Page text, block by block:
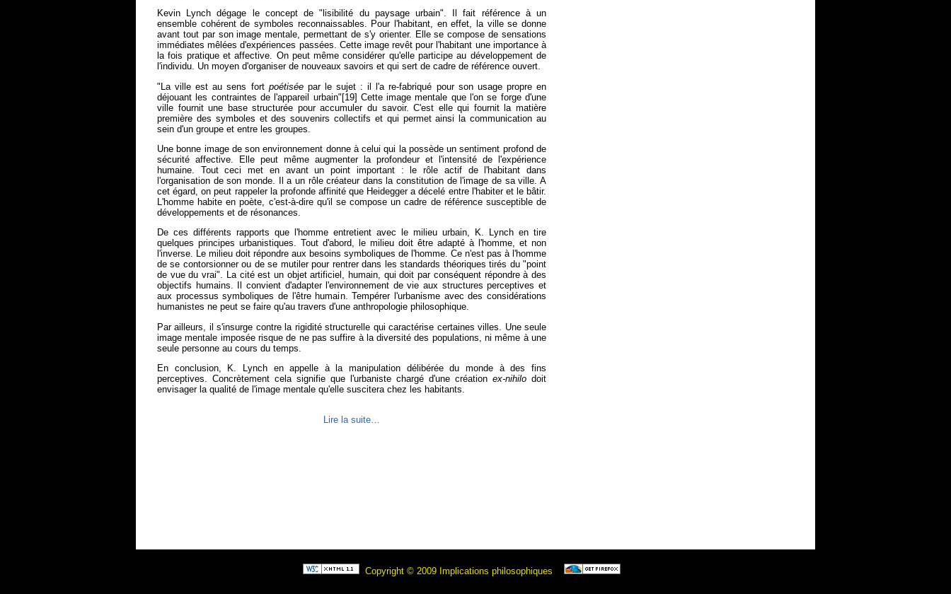
Copyright © 2009 Implications philosophiques
Kevin Lynch dégage le concept de "lisibilité du paysage urbain". Il fait référence à un
ensemble cohérent de symboles reconnaissables. Pour l'habitant, en effet, la ville se donne
avant tout par son image mentale, permettant de s'y orienter. Elle se compose de sensations
immédiates mêlées d'expériences passées. Cette image revêt pour l'habitant une importance à
la fois pratique et affective. On peut même considérer qu'elle participe au développement de
l'individu. Un moyen d'organiser de nouveaux savoirs et qui sert de cadre de référence ouvert.
"La ville est au sens fort poétiséepar le sujet : il l'a re-fabriqué pour son usage propre en
déjouant les contraintes de l'appareil urbain"[19] Cette image mentale que l'on se forge d'une
ville fournit une base structurée pour accumuler du savoir. C'est elle qui fournit la matière
première des symboles et des souvenirs collectifs et qui permet ainsi la communication au
sein d'un groupe et entre les groupes.
Une bonne image de son environnement donne à celui qui la possède un sentiment profond de
sécurité affective. Elle peut même augmenter la profondeur et l'intensité de l'expérience
humaine. Tout ceci met en avant un point important : le rôle actif de l'habitant dans
l'organisation de son monde. Il a un rôle créateur dans la constitution de l'image de sa ville. A
cet égard, on peut rappeler la profonde affinité que Heidegger a décelé entre l'habiter et le bâtir.
L'homme habite en poète, c'est-à-dire qu'il se compose un cadre de référence susceptible de
développements et de résonances.
De ces différents rapports que l'homme entretient avec le milieu urbain, K. Lynch en tire
quelques principes urbanistiques. Tout d'abord, le milieu doit être adapté à l'homme, et non
l'inverse. Le milieu doit répondre aux besoins symboliques de l'homme. Ce n'est pas à l'homme
de se contorsionner ou de se mutiler pour rentrer dans les standards théoriques tirés du "point
de vue du vrai". La cité est un objet artificiel, humain, qui doit par conséquent répondre à des
objectifs humains. Il convient d'adapter l'environnement de vie aux structures perceptives et
aux processus symboliques de l'être humain. Tempérer l'urbanisme avec des considérations
humanistes ne peut se faire qu'au travers d'une anthropologie philosophique.
Par ailleurs, il s'insurge contre la rigidité structurelle qui caractérise certaines villes. Une seule
image mentale imposée risque de ne pas suffire à la diversité des populations, ni même à une
seule personne au cours du temps.
En conclusion, K. Lynch en appelle à la manipulation délibérée du monde à des fins
perceptives. Concrètement cela signifie que l'urbaniste chargé d'une création ex-nihilo doit
envisager la qualité de l'image mentale qu'elle suscitera chez les habitants.
Lire la suite…